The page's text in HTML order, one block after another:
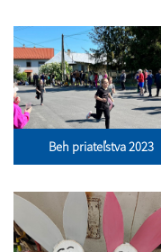
Beh priateľstva 2023